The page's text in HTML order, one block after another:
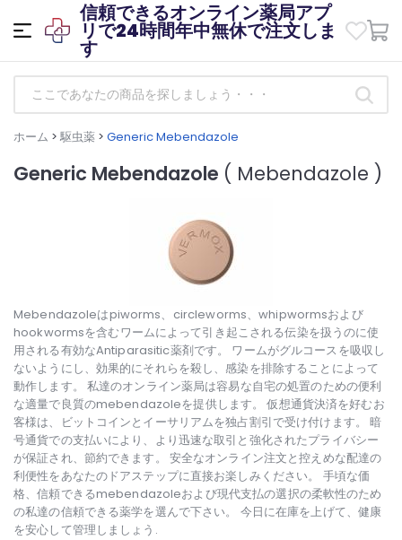
信頼できるオンライン薬局アプ
リで24時間年中無休で注文しま
す
ホーム > 駆虫薬 > Generic Mebendazole
Generic Mebendazole ( Mebendazole )
Mebendazoleはpiworms、circleworms、whipwormsおよび
hookwormsを含むワームによって引き起こされる伝染を扱うのに使
用される有効なAntiparasitic薬剤です。 ワームがグルコースを吸収し
ないようにし、効果的にそれらを殺し、感染を排除することによって
動作します。 私達のオンライン薬局は容易な自宅の処置のための便利
な適量で良質のmebendazoleを提供します。 仮想通貨決済を好むお
客様は、ビットコインとイーサリアムを独占割引で受け付けます。 暗
号通貨での支払いにより、より迅速な取引と強化されたプライバシー
が保証され、節約できます。 安全なオンライン注文と控えめな配達の
利便性をあなたのドアステップに直接お楽しみください。 手頃な価
格、信頼できるmebendazoleおよび現代支払の選択の柔軟性のため
の私達の信頼できる薬学を選んで下さい。 今日に在庫を上げて、健康
を安心して管理しましょう.